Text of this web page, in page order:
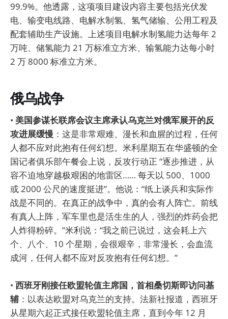
99.9%。他透露，这项项目建设内容主要包括光伏发
电、输变电线路、电解水制氢、氢气储输、公用工程及
配套辅助生产设施。上述项目电解水制氢能力达每年 2
万吨、储氢能力 21 万标准立方米、输氢能力达每小时
2 万 8000 标准立方米。
俄乌战争
• 美国参谋长联席会议主席承认乌克兰对俄军展开的反
攻进展缓慢 ：这是非常艰难、漫长和血腥的过程，任何
人都不应对此抱有任何幻想。米利星期五在华盛顿的全
国记者俱乐部午餐会上说，反攻行动正 “逐步推进，从
容不迫地穿越极艰困的地雷区…… 每天以 500、1000
或 2000 公尺的速度挺进”。他说：“纸上谈兵和实际作
战是不同的。在真正的战争中，真的会有人阵亡。前线
有真人上阵，军车里也是活生生的人，强烈的炸药会把
人炸得粉碎。”米利说：“我之前已说过，这会耗上六
个、八个、10 个星期，会很艰辛，非常漫长，会血流
成河，任何人都不应对反攻抱有任何幻想。”
• 西班牙刚接任欧盟轮值主席国，首相桑切斯即访问基
辅：以表达欧盟对乌克兰的支持。法新社报道，西班牙
从星期六起正式接任欧盟轮值主席，直到今年 12 月